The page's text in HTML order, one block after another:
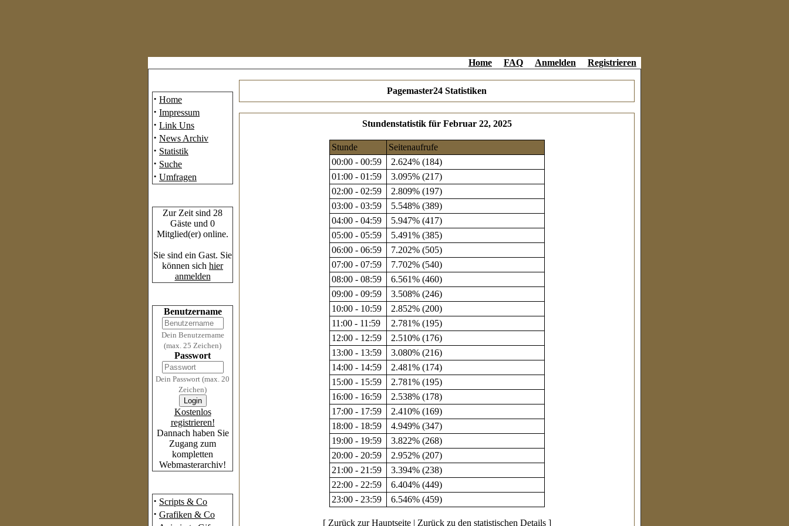
Home FAQ Anmelden Registrieren
· Home
· Impressum
· Link Uns
· News Archiv
· Statistik
· Suche
· Umfragen
Zur Zeit sind 28
Gäste und 0
Mitglied(er) online.
Sie sind ein Gast. Sie
können sich hier
anmelden
Benutzername
Dein Benutzername
(max. 25 Zeichen)
Passwort
Dein Passwort (max. 20
Zeichen)
Kostenlos
registrieren!
Dannach haben Sie
Zugang zum
kompletten
Webmasterarchiv!
· Scripts & Co
· Grafiken & Co
Pagemaster24 Statistiken
Stundenstatistik für Februar 22, 2025
Stunde
Seitenaufrufe
00:00 - 00:59
2.624% (184)
01:00 - 01:59
3.095% (217)
02:00 - 02:59
2.809% (197)
03:00 - 03:59
5.548% (389)
04:00 - 04:59
5.947% (417)
05:00 - 05:59
5.491% (385)
06:00 - 06:59
7.202% (505)
07:00 - 07:59
7.702% (540)
08:00 - 08:59
6.561% (460)
09:00 - 09:59
3.508% (246)
10:00 - 10:59
2.852% (200)
11:00 - 11:59
2.781% (195)
12:00 - 12:59
2.510% (176)
13:00 - 13:59
3.080% (216)
14:00 - 14:59
2.481% (174)
15:00 - 15:59
2.781% (195)
16:00 - 16:59
2.538% (178)
17:00 - 17:59
2.410% (169)
18:00 - 18:59
4.949% (347)
19:00 - 19:59
3.822% (268)
20:00 - 20:59
2.952% (207)
21:00 - 21:59
3.394% (238)
22:00 - 22:59
6.404% (449)
23:00 - 23:59
6.546% (459)
[ Zurück zur Hauptseite| Zurück zu den statistischen Details]